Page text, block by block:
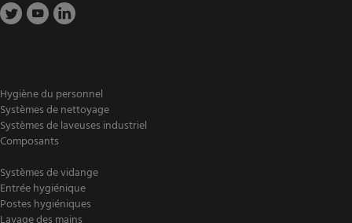
Hygiène du personnel
Systèmes de nettoyage
Systèmes de laveuses industriel
Composants
Systèmes de vidange
Entrée hygiénique
Postes hygiéniques